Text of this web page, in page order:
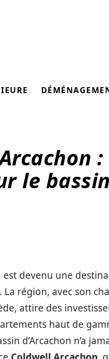
le
est devenu une
La région, avec son
attire des
haut de
d’Arcachon n’a